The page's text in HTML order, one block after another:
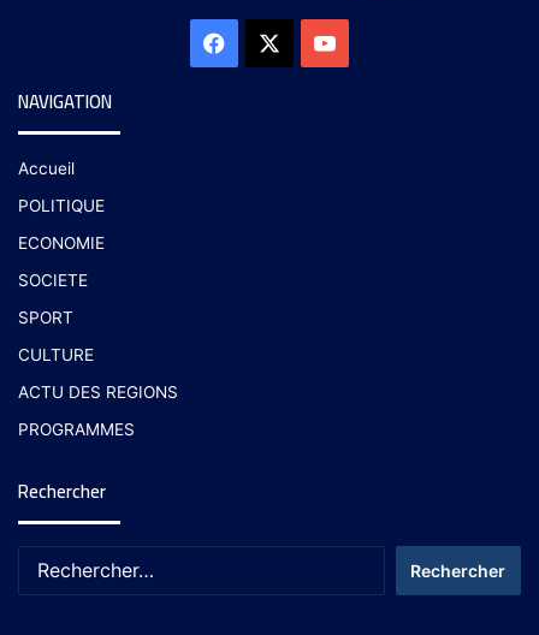
NAVIGATION
Accueil
POLITIQUE
ECONOMIE
SOCIETE
SPORT
CULTURE
ACTU DES REGIONS
PROGRAMMES
Rechercher